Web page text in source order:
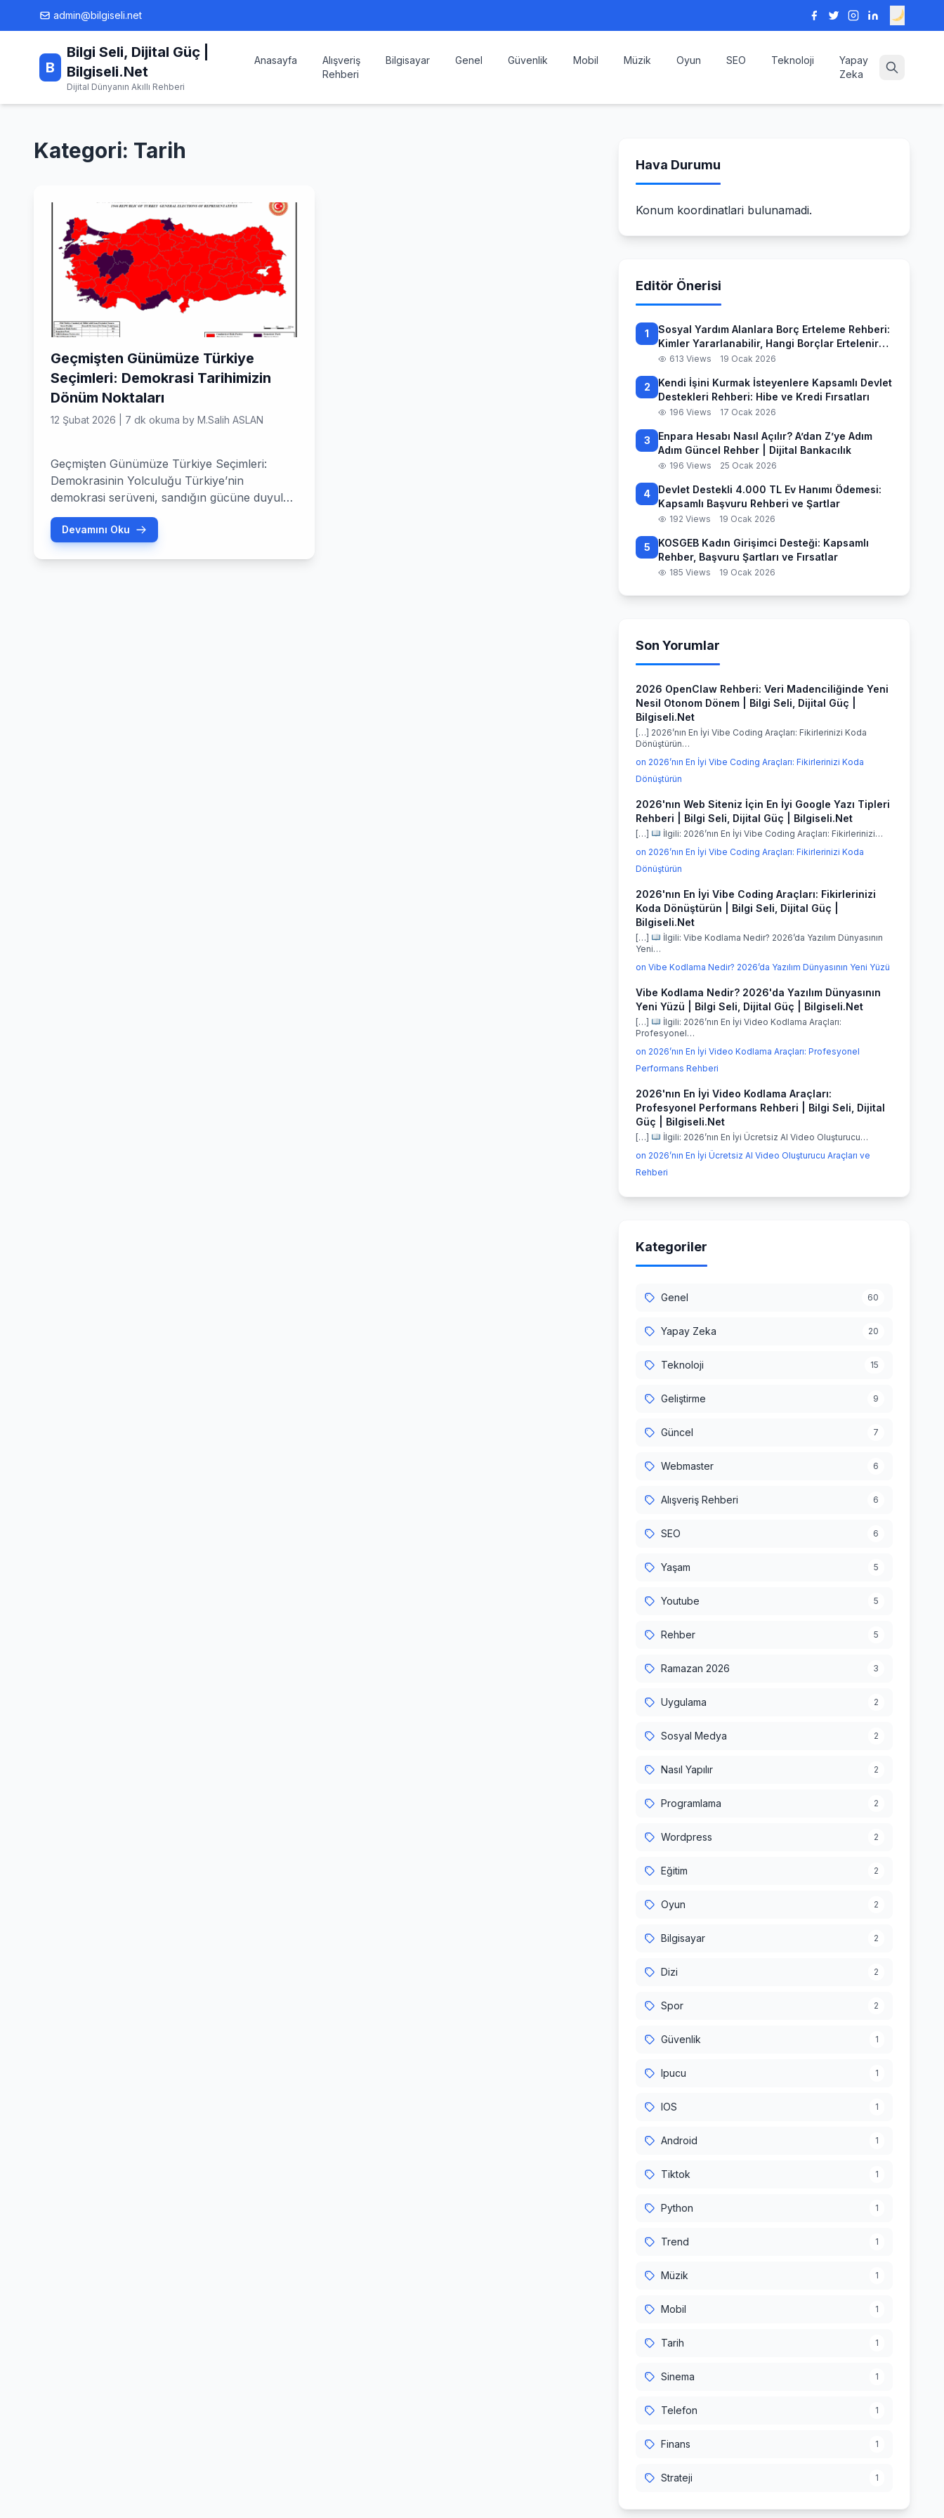
admin@bilgiseli.net
B
Bilgi Seli, Dijital Güç |
Bilgiseli.Net
Dijital Dünyanın Akıllı Rehberi
Anasayfa
Alışveriş
Rehberi
Bilgisayar Genel Güvenlik Mobil Müzik Oyun SEO Teknoloji
Yapay
Zeka
Kategori: Tarih
Geçmişten Günümüze Türkiye
Seçimleri: Demokrasi Tarihimizin
Dönüm Noktaları
12 Şubat 2026 7 dk okuma by M.Salih ASLAN
Geçmişten Günümüze Türkiye Seçimleri:
Demokrasinin Yolculuğu Türkiye’nin
demokrasi serüveni, sandığın gücüne duyulan
inançla şekillenmiş uzun ve meşakkatli bir
yoldur. Osmanlı İmparatorluğu’nun son
dönemlerinden modern Türkiye
Devamını Oku
Hava Durumu
Konum koordinatlari bulunamadi.
Editör Önerisi
1
Sosyal Yardım Alanlara Borç Erteleme Rehberi:
Kimler Yararlanabilir, Hangi Borçlar Ertelenir
ve Başvuru Süreci
613 Views 19 Ocak 2026
2
Kendi İşini Kurmak İsteyenlere Kapsamlı Devlet
Destekleri Rehberi: Hibe ve Kredi Fırsatları
196 Views 17 Ocak 2026
3
Enpara Hesabı Nasıl Açılır? A’dan Z’ye Adım
Adım Güncel Rehber | Dijital Bankacılık
196 Views 25 Ocak 2026
4
Devlet Destekli 4.000 TL Ev Hanımı Ödemesi:
Kapsamlı Başvuru Rehberi ve Şartlar
192 Views 19 Ocak 2026
5
KOSGEB Kadın Girişimci Desteği: Kapsamlı
Rehber, Başvuru Şartları ve Fırsatlar
185 Views 19 Ocak 2026
Son Yorumlar
2026 OpenClaw Rehberi: Veri Madenciliğinde Yeni
Nesil Otonom Dönem | Bilgi Seli, Dijital Güç |
Bilgiseli.Net
[…] 2026’nın En İyi Vibe Coding Araçları: Fikirlerinizi Koda
Dönüştürün…
on 2026’nın En İyi Vibe Coding Araçları: Fikirlerinizi Koda
Dönüştürün
2026'nın Web Siteniz İçin En İyi Google Yazı Tipleri
Rehberi | Bilgi Seli, Dijital Güç | Bilgiseli.Net
[…]
İlgili: 2026’nın En İyi Vibe Coding Araçları: Fikirlerinizi…
on 2026’nın En İyi Vibe Coding Araçları: Fikirlerinizi Koda
Dönüştürün
2026'nın En İyi Vibe Coding Araçları: Fikirlerinizi
Koda Dönüştürün | Bilgi Seli, Dijital Güç |
Bilgiseli.Net
[…]
İlgili: Vibe Kodlama Nedir? 2026’da Yazılım Dünyasının
Yeni…
on Vibe Kodlama Nedir? 2026’da Yazılım Dünyasının Yeni Yüzü
Vibe Kodlama Nedir? 2026'da Yazılım Dünyasının
Yeni Yüzü | Bilgi Seli, Dijital Güç | Bilgiseli.Net
[…]
İlgili: 2026’nın En İyi Video Kodlama Araçları:
Profesyonel…
on 2026’nın En İyi Video Kodlama Araçları: Profesyonel
Performans Rehberi
2026'nın En İyi Video Kodlama Araçları:
Profesyonel Performans Rehberi | Bilgi Seli, Dijital
Güç | Bilgiseli.Net
[…]
İlgili: 2026’nın En İyi Ücretsiz AI Video Oluşturucu…
on 2026’nın En İyi Ücretsiz AI Video Oluşturucu Araçları ve
Rehberi
Kategoriler
Genel 60
Yapay Zeka 20
Teknoloji 15
Geliştirme 9
Güncel 7
Webmaster 6
Alışveriş Rehberi 6
SEO 6
Yaşam 5
Youtube 5
Rehber 5
Ramazan 2026 3
Uygulama 2
Sosyal Medya 2
Nasıl Yapılır 2
Programlama 2
Wordpress 2
Eğitim 2
Oyun 2
Bilgisayar 2
Dizi 2
Spor 2
Güvenlik 1
Ipucu 1
IOS 1
Android 1
Tiktok 1
Python 1
Trend 1
Müzik 1
Mobil 1
Tarih 1
Sinema 1
Telefon 1
Finans 1
Strateji 1